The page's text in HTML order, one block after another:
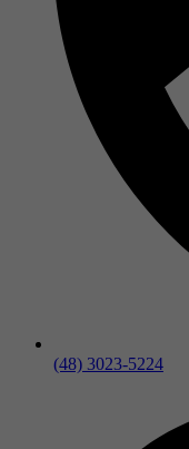
(48) 3023-5224